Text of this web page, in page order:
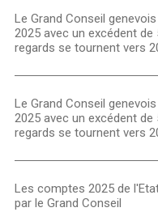
Le Grand Conseil
2025 avec un excédent
regards se tournent vers
Le Grand Conseil
2025 avec un excédent
regards se tournent vers
Les comptes 2025 de
par le Grand Conseil